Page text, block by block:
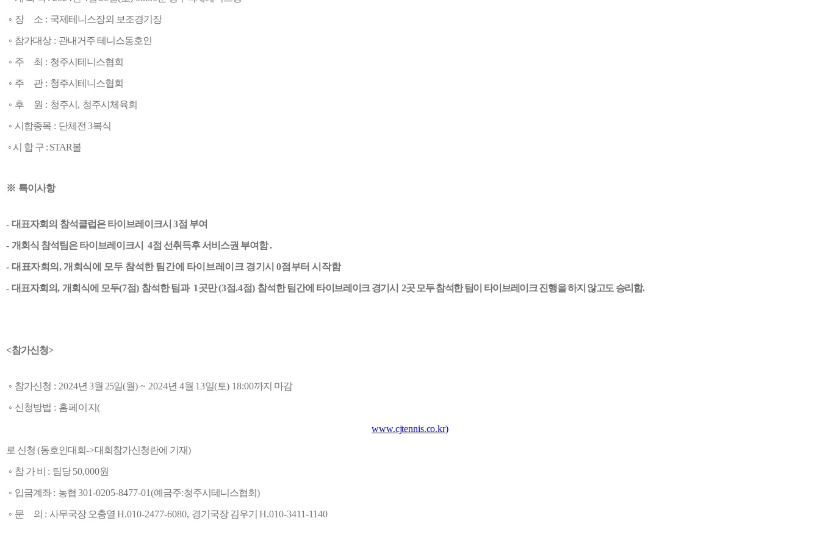
◦ 장 소 : 국제테니스장외 보조경기장
◦ 참가대상: 관내거주 테니스동호인
◦ 주 최 : 청주시테니스협회
◦ 주 관: 청주시테니스협회
◦ 후 원 : 청주시 , 청주시체육회
◦ 시합종목 : 단체전 3복식
◦ 시 합 구 : STAR볼
※ 특이사항
- 대표자회의 참석클럽은 타이브레이크시 3점 부여
- 개회식 참석팀은 타이브레이크시 4점 선취득후 서비스권 부여함.
- 대표자회의 ,개회식에 모두 참석한 팀간에 타이브레이크 경기시0점부터 시작함
- 대표자회의, 개회식에 모두(7점) 참석한 팀과 1곳만(3점.4점) 참석한 팀간에 타이브레이크 경기시 2곳 모두 참석한 팀이 타이브레이크 진행을 하지 않고도 승리함.
<참가신청>
◦ 참가신청 : 2024년 3월 25일(월) ~ 2024년 4월 13일(토) 18:00까지 마감
◦ 신청방법 : 홈페이지(
www.cjtennis.co.kr)
로 신청 (동호인대회->대회참가신청란에 기재)
◦ 참 가 비 : 팀당50,000원
◦ 입금계좌: 농협 301-0205-8477-01(예금주:청주시테니스협회)
◦ 문 의 : 사무국장 오충열 H.010-2477-6080, 경기국장 김우기 H.010-3411-1140